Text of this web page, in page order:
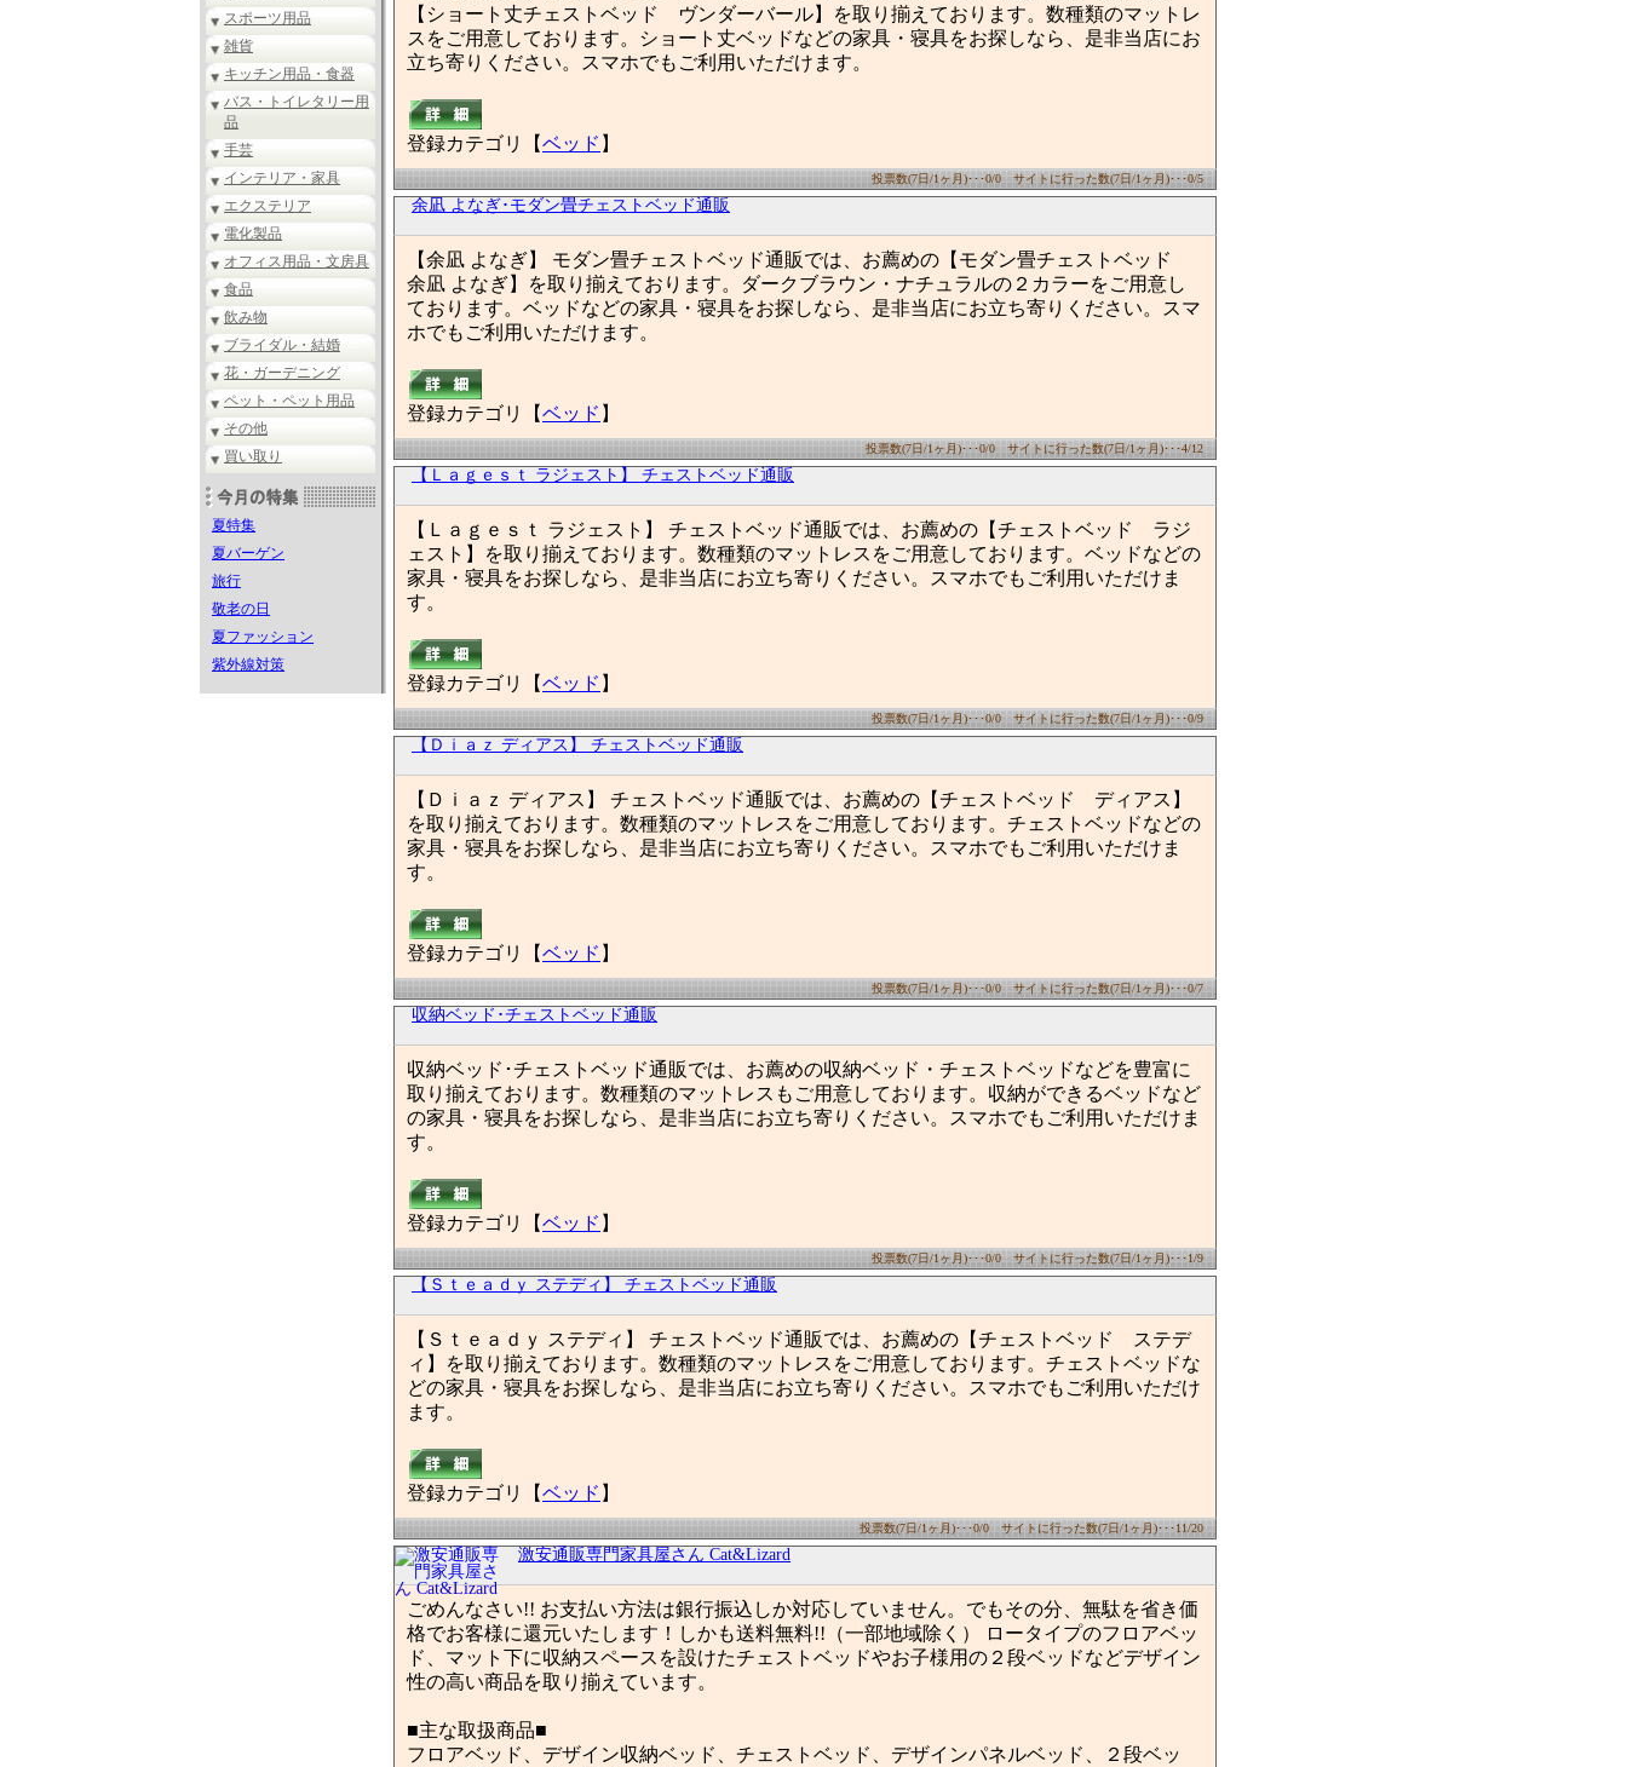
スポーツ用品
雑貨
キッチン用品・食器
バス・トイレタリー用
品
手芸
インテリア・家具
エクステリア
電化製品
オフィス用品・文房具
食品
飲み物
ブライダル・結婚
花・ガーデニング
ペット・ペット用品
その他
買い取り
夏特集
夏バーゲン
旅行
敬老の日
夏ファッション
紫外線対策
【ショート丈チェストベッド ヴンダーバール】を取り揃えております。数種類のマットレ
スをご用意しております。ショート丈ベッドなどの家具・寝具をお探しなら、是非当店にお
立ち寄りください。スマホでもご利用いただけます。
登録カテゴリ【ベッド 】
投票数(7日/1ヶ月)･･･0/0 サイトに行った数(7日/1ヶ月)･･･0/5
余凪 よなぎ･モダン畳チェストベッド通販
【余凪 よなぎ】 モダン畳チェストベッド通販では、お薦めの【モダン畳チェストベッド
余凪 よなぎ】を取り揃えております。ダークブラウン・ナチュラルの２カラーをご用意し
ております。ベッドなどの家具・寝具をお探しなら、是非当店にお立ち寄りください。スマ
ホでもご利用いただけます。
登録カテゴリ【ベッド 】
投票数(7日/1ヶ月)･･･0/0 サイトに行った数(7日/1ヶ月)･･･4/12
【Ｌａｇｅｓｔ ラジェスト】 チェストベッド通販
【Ｌａｇｅｓｔ ラジェスト】 チェストベッド通販では、お薦めの【チェストベッド ラジ
ェスト】を取り揃えております。数種類のマットレスをご用意しております。ベッドなどの
家具・寝具をお探しなら、是非当店にお立ち寄りください。スマホでもご利用いただけま
す。
登録カテゴリ【ベッド 】
投票数(7日/1ヶ月)･･･0/0 サイトに行った数(7日/1ヶ月)･･･0/9
【Ｄｉａｚ ディアス】 チェストベッド通販
【Ｄｉａｚ ディアス】 チェストベッド通販では、お薦めの【チェストベッド ディアス】
を取り揃えております。数種類のマットレスをご用意しております。チェストベッドなどの
家具・寝具をお探しなら、是非当店にお立ち寄りください。スマホでもご利用いただけま
す。
登録カテゴリ【ベッド 】
投票数(7日/1ヶ月)･･･0/0 サイトに行った数(7日/1ヶ月)･･･0/7
収納ベッド･チェストベッド通販
収納ベッド･チェストベッド通販では、お薦めの収納ベッド・チェストベッドなどを豊富に
取り揃えております。数種類のマットレスもご用意しております。収納ができるベッドなど
の家具・寝具をお探しなら、是非当店にお立ち寄りください。スマホでもご利用いただけま
す。
登録カテゴリ【ベッド 】
投票数(7日/1ヶ月)･･･0/0 サイトに行った数(7日/1ヶ月)･･･1/9
【Ｓｔｅａｄｙ ステディ】 チェストベッド通販
【Ｓｔｅａｄｙ ステディ】 チェストベッド通販では、お薦めの【チェストベッド ステデ
ィ】を取り揃えております。数種類のマットレスをご用意しております。チェストベッドな
どの家具・寝具をお探しなら、是非当店にお立ち寄りください。スマホでもご利用いただけ
ます。
登録カテゴリ【ベッド 】
投票数(7日/1ヶ月)･･･0/0 サイトに行った数(7日/1ヶ月)･･･11/20
激安通販専門家具屋さん Cat&Lizard
ごめんなさい!! お支払い方法は銀行振込しか対応していません。でもその分、無駄を省き価
格でお客様に還元いたします！しかも送料無料!!（一部地域除く） ロータイプのフロアベッ
ド、マット下に収納スペースを設けたチェストベッドやお子様用の２段ベッドなどデザイン
性の高い商品を取り揃えています。
■主な取扱商品■
フロアベッド、デザイン収納ベッド、チェストベッド、デザインパネルベッド、２段ベッ